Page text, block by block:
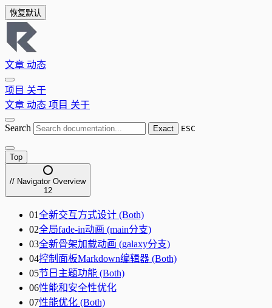
恢复默认
文章 动态
项目 关于
文章 动态 项目 关于
Search Exact ESC
Top
// NavigatorOverview
12
01全新交互方式设计 (Both)
02全局fade-in动画 (main分支)
03全新骨架加载动画 (galaxy分支)
04控制面板Markdown编辑器 (Both)
05节日主题功能 (Both)
06性能和安全性优化
07性能优化 (Both)